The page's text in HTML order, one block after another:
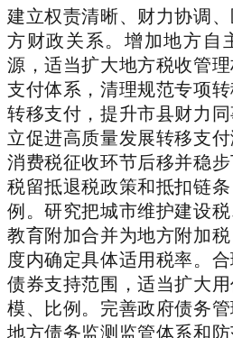
建立权责清晰、财力协调
方财政关系。增加地方自
源，适当扩大地方税收管
支付体系，清理规范专项
转移支付，提升市县财力
立促进高质量发展转移支
消费税征收环节后移并稳
税留抵退税政策和抵扣链
例。研究把城市维护建设
教育附加合并为地方附加
度内确定具体适用税率。
债券支持范围，适当扩大
模、比例。完善政府债务
地方债务监测监管体系和